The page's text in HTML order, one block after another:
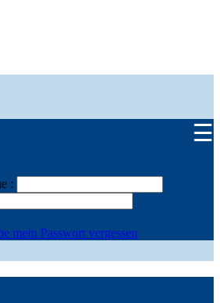
☰
:
mein Passwort vergessen